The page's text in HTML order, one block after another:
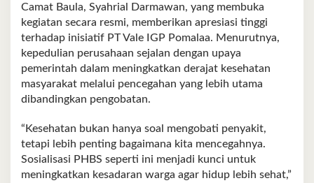
Camat Baula, Syahrial Darmawan, yang membuka
kegiatan secara resmi, memberikan apresiasi tinggi
terhadap inisiatif PT Vale IGP Pomalaa. Menurutnya,
kepedulian perusahaan sejalan dengan upaya
pemerintah dalam meningkatkan derajat kesehatan
masyarakat melalui pencegahan yang lebih utama
dibandingkan pengobatan.
“Kesehatan bukan hanya soal mengobati penyakit,
tetapi lebih penting bagaimana kita mencegahnya.
Sosialisasi PHBS seperti ini menjadi kunci untuk
meningkatkan kesadaran warga agar hidup lebih sehat,”